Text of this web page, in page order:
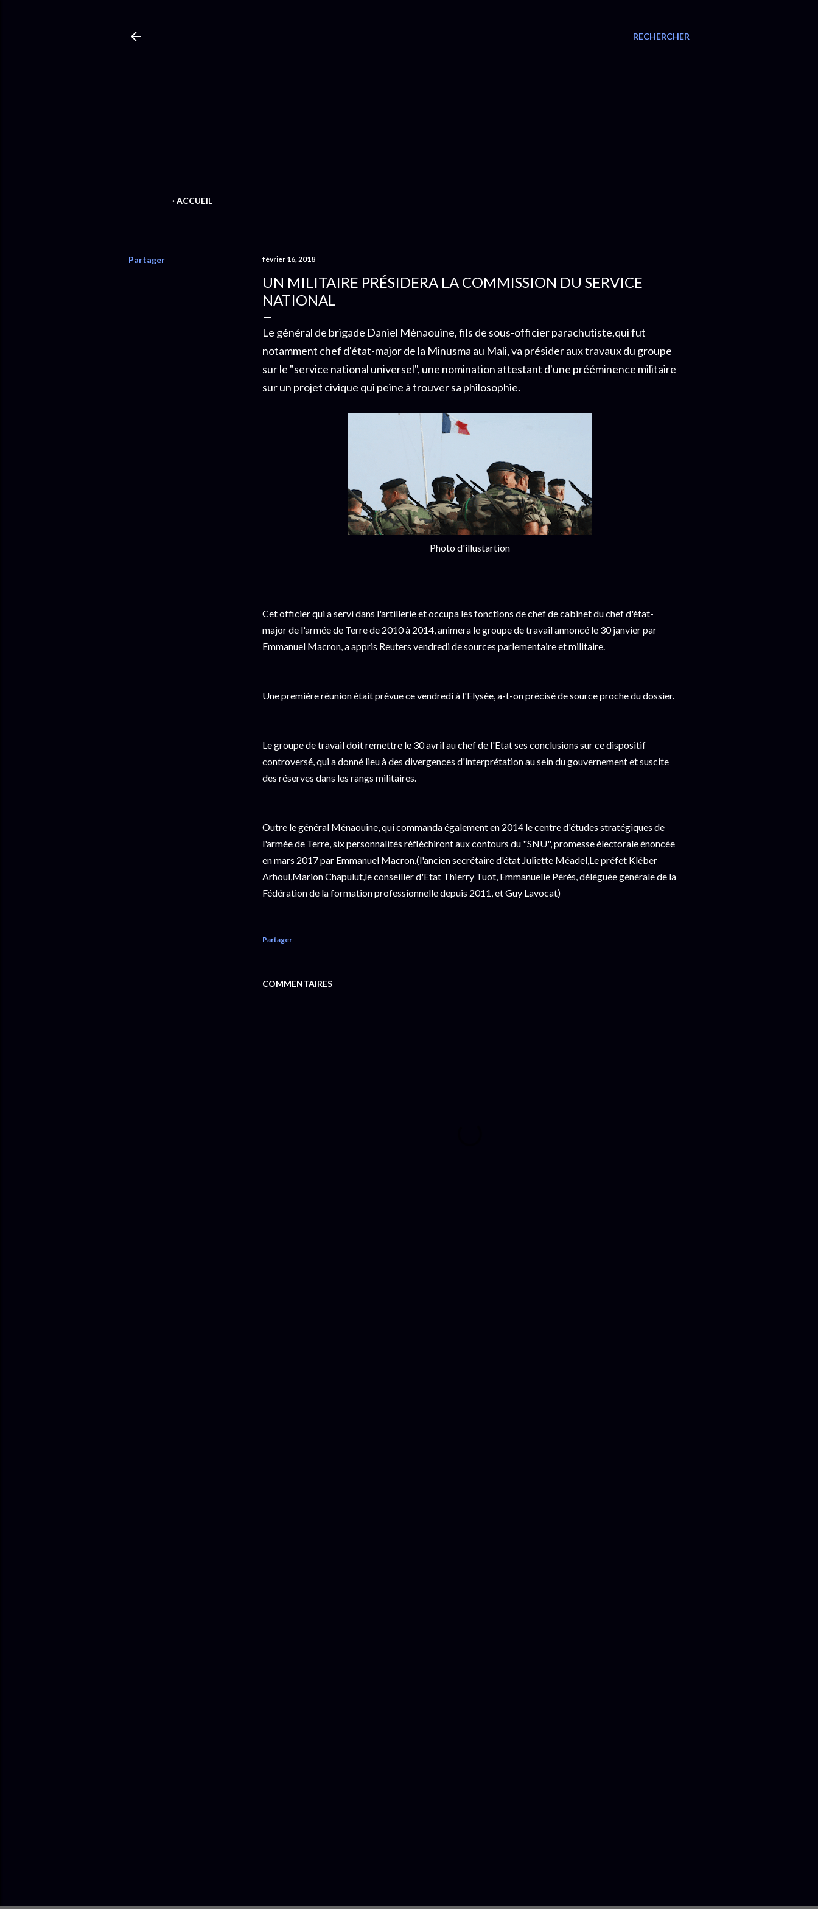
RECHERCHER
ACCUEIL
Partager février 16, 2018
UN MILITAIRE PRÉSIDERA LA COMMISSION DU SERVICE
NATIONAL
Le général de brigade Daniel Ménaouine, fils de sous-officier parachutiste,qui fut
notamment chef d'état-major de la Minusma au Mali, va présider aux travaux du groupe
sur le "service national universel", une nomination attestant d'une prééminence militaire
sur un projet civique qui peine à trouver sa philosophie.
Photo d'illustartion
Cet officier qui a servi dans l'artillerie et occupa les fonctions de chef de cabinet du chef d'état-
major de l'armée de Terre de 2010 à 2014, animera le groupe de travail annoncé le 30 janvier par
Emmanuel Macron, a appris Reuters vendredi de sources parlementaire et militaire.
Une première réunion était prévue ce vendredi à l'Elysée, a-t-on précisé de source proche du dossier.
Le groupe de travail doit remettre le 30 avril au chef de l'Etat ses conclusions sur ce dispositif
controversé, qui a donné lieu à des divergences d'interprétation au sein du gouvernement et suscite
des réserves dans les rangs militaires.
Outre le général Ménaouine, qui commanda également en 2014 le centre d'études stratégiques de
l'armée de Terre, six personnalités réfléchiront aux contours du "SNU", promesse électorale énoncée
en mars 2017 par Emmanuel Macron.(l'ancien secrétaire d'état Juliette Méadel,Le préfet Kléber
Arhoul,Marion Chapulut,le conseiller d'Etat Thierry Tuot, Emmanuelle Pérès, déléguée générale de la
Fédération de la formation professionnelle depuis 2011, et Guy Lavocat)
Partager
COMMENTAIRES